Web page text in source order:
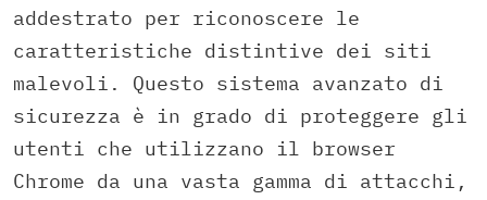
addestrato per riconoscere le
caratteristiche distintive dei siti
malevoli. Questo sistema avanzato di
sicurezza è in grado di proteggere gli
utenti che utilizzano il browser
Chrome da una vasta gamma di attacchi,